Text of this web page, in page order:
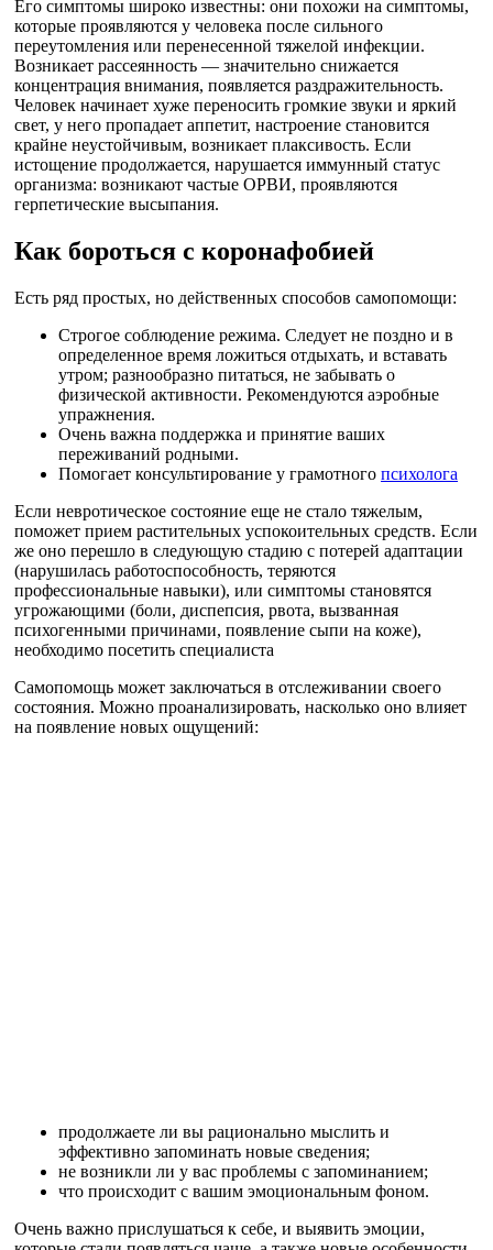
Его симптомы широко известны: они похожи на симптомы,
которые проявляются у человека после сильного
переутомления или перенесенной тяжелой инфекции.
Возникает рассеянность — значительно снижается
концентрация внимания, появляется раздражительность.
Человек начинает хуже переносить громкие звуки и яркий
свет, у него пропадает аппетит, настроение становится
крайне неустойчивым, возникает плаксивость. Если
истощение продолжается, нарушается иммунный статус
организма: возникают частые ОРВИ, проявляются
герпетические высыпания.
Как бороться с коронафобией
Есть ряд простых, но действенных способов самопомощи:
Строгое соблюдение режима. Следует не поздно и в
определенное время ложиться отдыхать, и вставать
утром; разнообразно питаться, не забывать о
физической активности. Рекомендуются аэробные
упражнения.
Очень важна поддержка и принятие ваших
переживаний родными.
Помогает консультирование у грамотного психолога
Если невротическое состояние еще не стало тяжелым,
поможет прием растительных успокоительных средств. Если
же оно перешло в следующую стадию с потерей адаптации
(нарушилась работоспособность, теряются
профессиональные навыки), или симптомы становятся
угрожающими (боли, диспепсия, рвота, вызванная
психогенными причинами, появление сыпи на коже),
необходимо посетить специалиста
Самопомощь может заключаться в отслеживании своего
состояния. Можно проанализировать, насколько оно влияет
на появление новых ощущений:
продолжаете ли вы рационально мыслить и
эффективно запоминать новые сведения;
не возникли ли у вас проблемы с запоминанием;
что происходит с вашим эмоциональным фоном.
Очень важно прислушаться к себе, и выявить эмоции,